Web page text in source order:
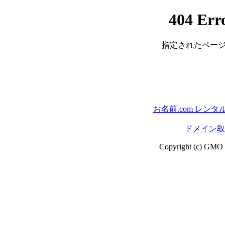
404
指定されたペー
お名前.com レンタ
ドメイン
Copyright (c) GMO